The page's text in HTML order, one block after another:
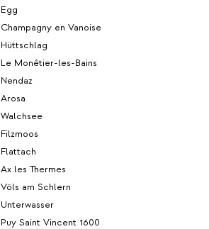
Egg
Champagny en Vanoise
Hüttschlag
Le Monêtier-les-Bains
Nendaz
Arosa
Walchsee
Filzmoos
Flattach
Ax les Thermes
Völs am Schlern
Unterwasser
Puy Saint Vincent 1600